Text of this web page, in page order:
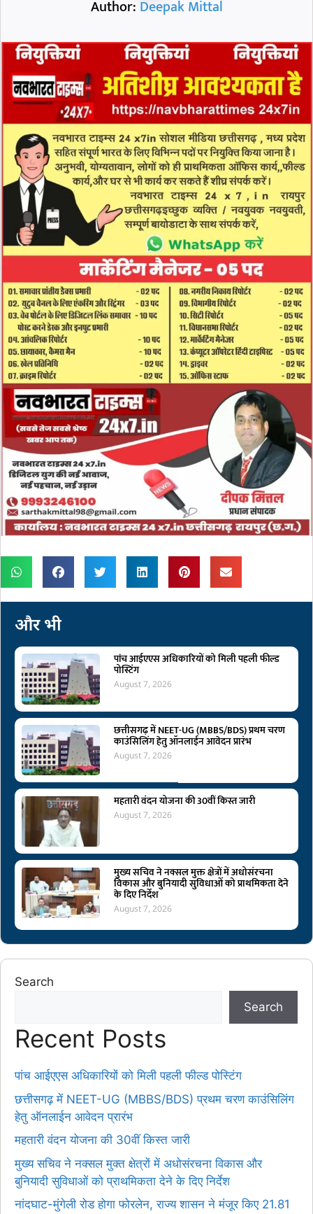
Author: Deepak Mittal
और भी
पांच आईएएस अधिकारियों को मिली पहली फील्ड
पोस्टिंग
August 7, 2026
छत्तीसगढ़ में NEET-UG (MBBS/BDS) प्रथम चरण
काउंसिलिंग हेतु ऑनलाईन आवेदन प्रारंभ
August 7, 2026
महतारी वंदन योजना की 30वीं किस्त जारी
August 7, 2026
मुख्य सचिव ने नक्सल मुक्त क्षेत्रों में अधोसंरचना
विकास और बुनियादी सुविधाओं को प्राथमिकता देने
के दिए निर्देश
August 7, 2026
Search
Search
Recent Posts
पांच आईएएस अधिकारियों को मिली पहली फील्ड पोस्टिंग
छत्तीसगढ़ में NEET-UG (MBBS/BDS) प्रथम चरण काउंसिलिंग
हेतु ऑनलाईन आवेदन प्रारंभ
महतारी वंदन योजना की 30वीं किस्त जारी
मुख्य सचिव ने नक्सल मुक्त क्षेत्रों में अधोसंरचना विकास और
बुनियादी सुविधाओं को प्राथमिकता देने के दिए निर्देश
नांदघाट-मुंगेली रोड होगा फोरलेन, राज्य शासन ने मंजूर किए 21.81